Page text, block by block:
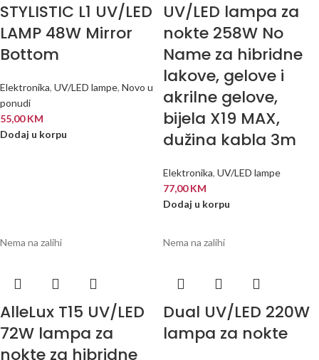
STYLISTIC L1 UV/LED
LAMP 48W Mirror
Bottom
Elektronika, UV/LED lampe, Novo u
ponudi
55,00KM
Dodaj u korpu
UV/LED lampa za
nokte 258W No
Name za hibridne
lakove, gelove i
akrilne gelove,
bijela X19 MAX,
dužina kabla 3m
Elektronika, UV/LED lampe
77,00KM
Dodaj u korpu
Nema na zalihi
AlleLux T15 UV/LED
72W lampa za
nokte za hibridne
Nema na zalihi
Dual UV/LED 220W
lampa za nokte